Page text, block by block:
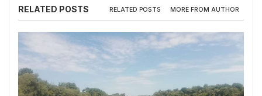
RELATED POSTS RELATED POSTS MORE FROM AUTHOR